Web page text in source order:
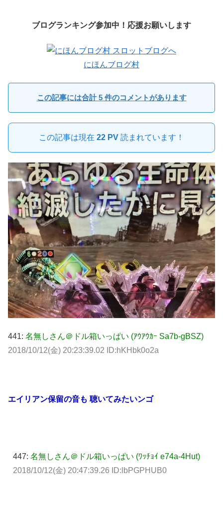
ブログランキング参加中！応援お願いします
にほんブログ村
この記事には合計 5 件のコメントがあります
この記事は現在 22 PV 読まれています！
441: 名無しさん＠ドル箱いっぱい (ｱｳｱｳｶｰ Sa7b-gBSZ)
2018/10/12(金) 20:23:39.02 ID:hKHbk0o2a
エイリアン保留の音も 聴いてみたいンゴ
447: 名無しさん＠ドル箱いっぱい (ﾜｯﾁｮｲ e74a-4Hut)
2018/10/12(金) 20:47:39.26 ID:lbPGPHUB0